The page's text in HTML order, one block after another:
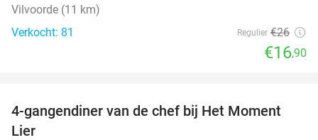
Vilvoorde (11 km)
Verkocht: 81
Regulier €26
€16,90
48%
4-gangendiner van de chef bij Het Moment
Lier